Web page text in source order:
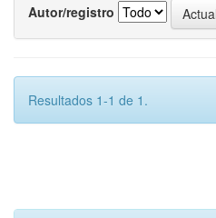
Autor/registro
Resultados 1-1 de 1.